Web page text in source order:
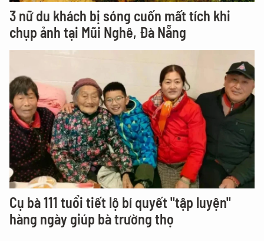
3 nữ du khách bị sóng cuốn mất tích khi
chụp ảnh tại Mũi Nghê, Đà Nẵng
Cụ bà 111 tuổi tiết lộ bí quyết "tập luyện"
hàng ngày giúp bà trường thọ